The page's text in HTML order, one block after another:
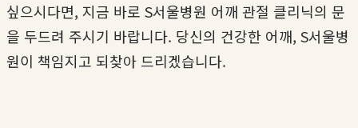
싶으시다면, 지금 바로 S서울병원 어깨 관절 클리닉의 문
을 두드려 주시기 바랍니다. 당신의 건강한 어깨, S서울병
원이 책임지고 되찾아 드리겠습니다.